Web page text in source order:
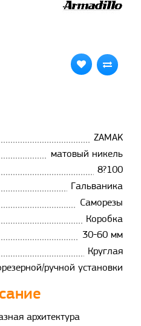
ZAMAK
матовый никель
8?100
Гальваника
Саморезы
Коробка
30-60 мм
Круглая
ручной установки
архитектура